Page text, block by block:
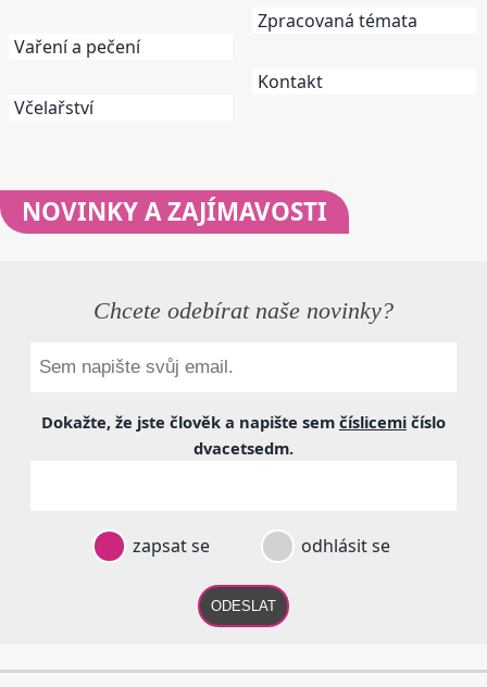
Vaření a pečení
Včelařství
Zpracovaná témata
Kontakt
NOVINKYA ZAJÍMAVOSTI
Chcete odebírat naše novinky?
Dokažte, že jste člověk a napište sem číslicemi číslo
dvacetsedm.
zapsat se odhlásit se
ODESLAT